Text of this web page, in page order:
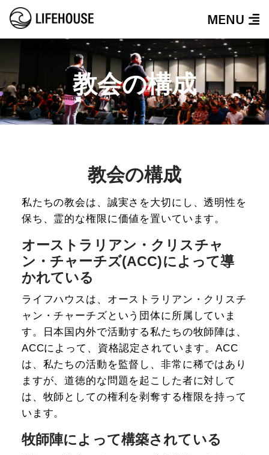
MENU
教会の構成
教会の構成
私たちの教会は、誠実さを大切にし、透明性を
保ち、霊的な権限に価値を置いています。
オーストラリアン・クリスチャ
ン・チャーチズ(ACC)によって導
かれている
ライフハウスは、オーストラリアン・クリスチ
ャン・チャーチズという団体に所属していま
す。日本国内外で活動する私たちの牧師陣は、
ACCによって、資格認定されています。ACC
は、私たちの活動を監督し、非常に稀ではあり
ますが、道徳的な問題を起こした者に対して
は、牧師としての権利を剥奪する権限を持って
います。
牧師陣によって構築されている